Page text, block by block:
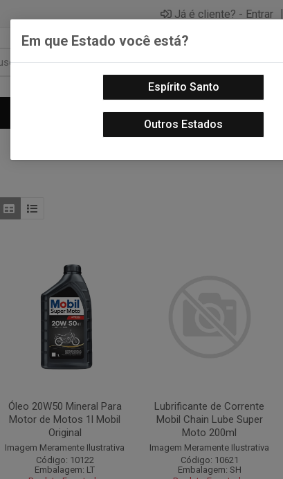
Já é cliente? - Entrar |
PECAS AUTOMOTIVAS LUBRIFICANTES PARA MOTOS
Óleo 20W50 Mineral Para
Motor de Motos 1l Mobil
Original
Imagem Meramente Ilustrativa
Código: 10122
Embalagem: LT
Lubrificante de Corrente
Mobil Chain Lube Super
Moto 200ml
Imagem Meramente Ilustrativa
Código: 10621
Embalagem: SH
Em que Estado você está?
Espírito Santo
Outros Estados